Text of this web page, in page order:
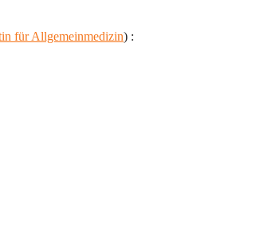
für Allgemeinmedizin) :